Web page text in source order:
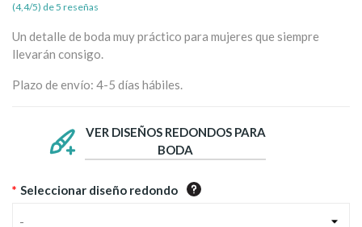
(4,4/5) de 5 reseñas
Un detalle de boda muy práctico para mujeres que siempre
llevarán consigo.
Plazo de envío: 4-5 días hábiles.
VER DISEÑOS REDONDOS PARA
BODA
* Seleccionar diseño redondo
-